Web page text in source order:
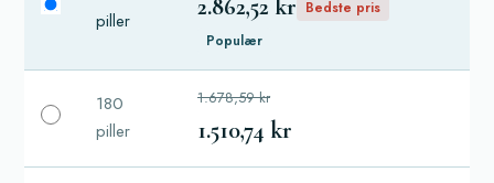
piller
2.862,52 kr Bedste pris
Populær
180
piller
1.678,59 kr
1.510,74 kr